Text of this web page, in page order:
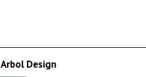
Design